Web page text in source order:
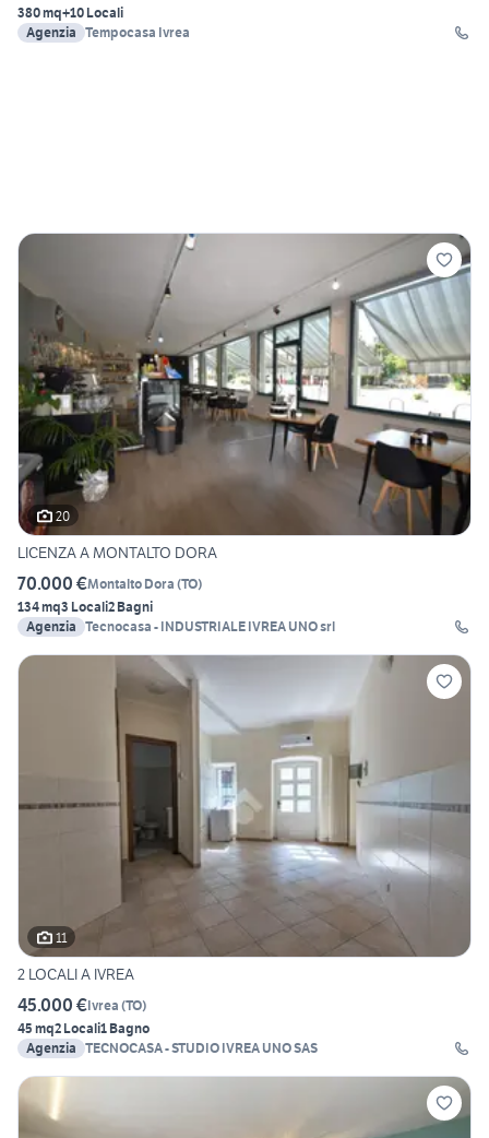
380 mq+10 Locali
Agenzia Tempocasa Ivrea
20
LICENZA A MONTALTO DORA
70.000 €Montalto Dora (TO)
134 mq3 Locali2 Bagni
Agenzia Tecnocasa - INDUSTRIALE IVREA UNO srl
11
2 LOCALI A IVREA
45.000 €Ivrea (TO)
45 mq2 Locali1 Bagno
Agenzia TECNOCASA - STUDIO IVREA UNO SAS